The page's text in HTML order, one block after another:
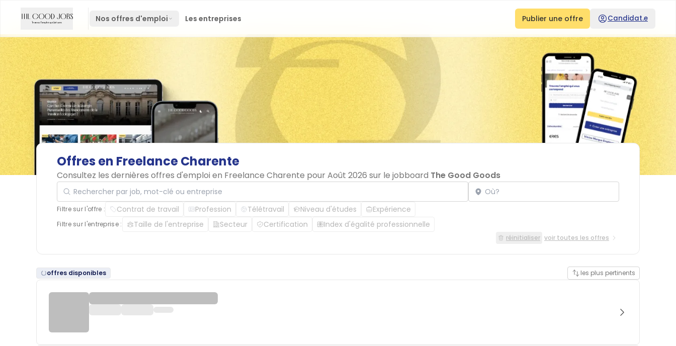
Nos offres d'emploi Les entreprises Publier une offre Candidat.e
Offres en FreelanceCharente
Consultez les dernières offres d'emploi en Freelance Charente pour Août 2026 sur le jobboard The Good Goods
Rechercher par job, mot-clé ou entreprise Localisation
Filtre sur l'offre : Contrat de travail Profession Télétravail Niveau d'études Expérience
Filtre sur l'entreprise : Taille de l'entreprise Secteur Certification Index d'égalité professionnelle
réinitialiser voir toutes les offres
offres disponibles les plus pertinents